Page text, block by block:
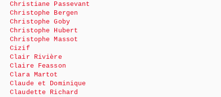
Christiane Passevant
Christophe Bergen
Christophe Goby
Christophe Hubert
Christophe Massot
Cizif
Clair Rivière
Claire Feasson
Clara Martot
Claude et Dominique
Claudette Richard